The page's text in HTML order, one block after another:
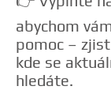
abychom
pomoc –
kde se
hledáte.